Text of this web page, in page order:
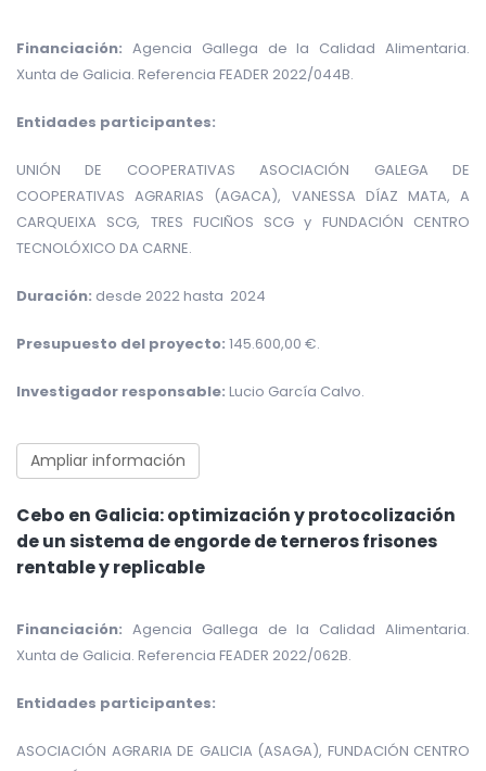
Financiación: Agencia Gallega de la Calidad Alimentaria.
Xunta de Galicia. Referencia FEADER 2022/044B.
Entidades participantes:
UNIÓN DE COOPERATIVAS ASOCIACIÓN GALEGA DE
COOPERATIVAS AGRARIAS (AGACA), VANESSA DÍAZ MATA, A
CARQUEIXA SCG, TRES FUCIÑOS SCG y FUNDACIÓN CENTRO
TECNOLÓXICO DA CARNE.
Duración: desde 2022 hasta 2024
Presupuesto del proyecto: 145.600,00 €.
Investigador responsable: Lucio García Calvo.
Ampliar información
Cebo en Galicia: optimización y protocolización
de un sistema de engorde de terneros frisones
rentable y replicable
Financiación: Agencia Gallega de la Calidad Alimentaria.
Xunta de Galicia. Referencia FEADER 2022/062B.
Entidades participantes:
ASOCIACIÓN AGRARIA DE GALICIA (ASAGA), FUNDACIÓN CENTRO